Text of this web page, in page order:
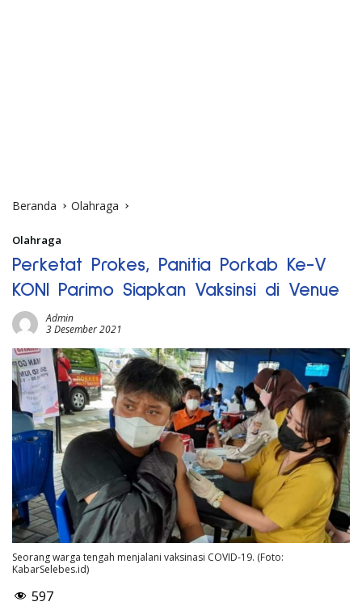
Beranda Olahraga
Olahraga
Perketat Prokes, Panitia Porkab Ke-V
KONI Parimo Siapkan Vaksinsi di Venue
Admin
3 Desember 2021
Seorang warga tengah menjalani vaksinasi COVID-19. (Foto:
KabarSelebes.id)
597